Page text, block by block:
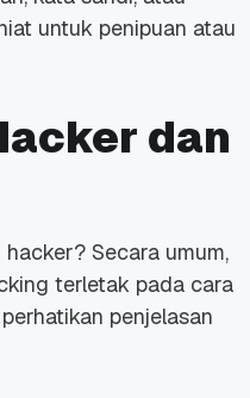
untuk penipuan atau
dan
Secara umum,
terletak pada cara
penjelasan